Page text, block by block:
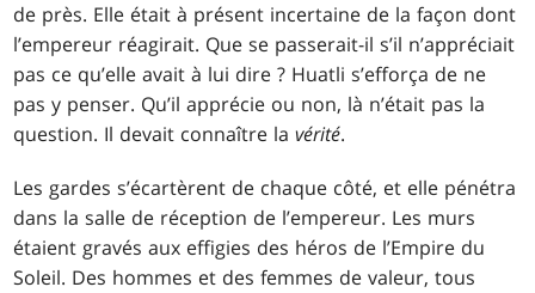
de près. Elle était à présent incertaine de la façon dont
l’empereur réagirait. Que se passerait-il s’il n’appréciait
pas ce qu’elle avait à lui dire ? Huatli s’efforça de ne
pas y penser. Qu’il apprécie ou non, là n’était pas la
question. Il devait connaître lavérité.
Les gardes s’écartèrent de chaque côté, et elle pénétra
dans la salle de réception de l’empereur. Les murs
étaient gravés aux effigies des héros de l’Empire du
Soleil. Des hommes et des femmes de valeur, tous